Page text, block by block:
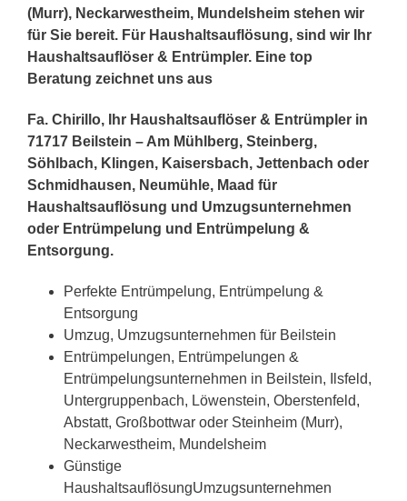
(Murr), Neckarwestheim, Mundelsheim stehen wir
für Sie bereit. Für Haushaltsauflösung, sind wir Ihr
Haushaltsauflöser & Entrümpler. Eine top
Beratung zeichnet uns aus
Fa. Chirillo, Ihr Haushaltsauflöser & Entrümpler in
71717 Beilstein – Am Mühlberg, Steinberg,
Söhlbach, Klingen, Kaisersbach, Jettenbach oder
Schmidhausen, Neumühle, Maad für
Haushaltsauflösung und Umzugsunternehmen
oder Entrümpelung und Entrümpelung &
Entsorgung.
Perfekte Entrümpelung, Entrümpelung &
Entsorgung
Umzug, Umzugsunternehmen für Beilstein
Entrümpelungen, Entrümpelungen &
Entrümpelungsunternehmen in Beilstein, Ilsfeld,
Untergruppenbach, Löwenstein, Oberstenfeld,
Abstatt, Großbottwar oder Steinheim (Murr),
Neckarwestheim, Mundelsheim
Günstige
HaushaltsauflösungUmzugsunternehmen